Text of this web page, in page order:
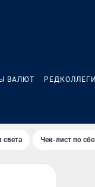
ВАЛЮТ
света Чек-лист по